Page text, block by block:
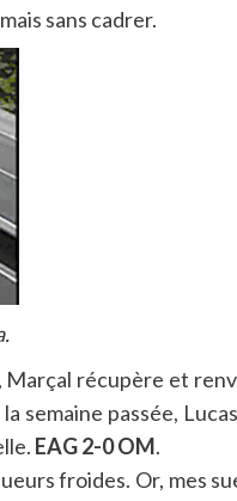
sans cadrer.
Marçal récupère et
semaine passée,
EAG 2-0 OM.
froides. Or, mes